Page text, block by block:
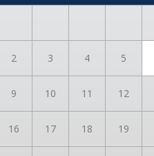
2 3 4 5
9 10 11 12
16 17 18 19